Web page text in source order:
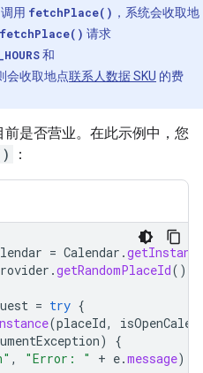
调用 fetchPlace() ，系统会收取地
fetchPlace() 请求
和
会收取地点联系人数据 SKU 的费
是否营业。在此示例中，您
：
= Calendar .
.getRandomPlaceId()
= try {
(placeId,
)
{
, "Error: " + e.message)